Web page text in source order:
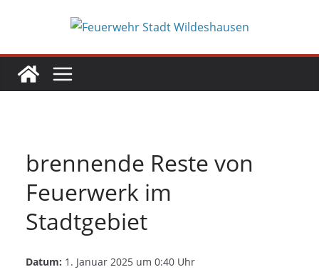
brennende Reste von
Feuerwerk im
Stadtgebiet
Datum: 1. Januar 2025 um 0:40 Uhr